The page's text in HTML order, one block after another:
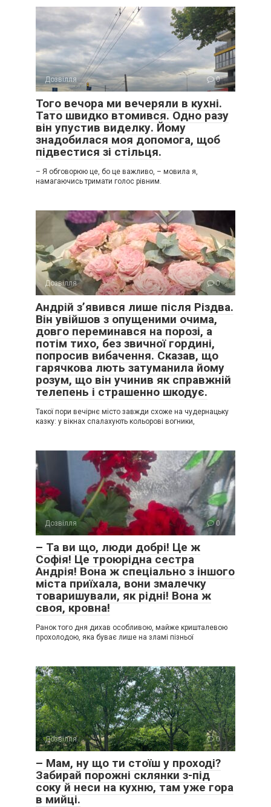
Дозвілля 0
Того вечора ми вечеряли в кухні.
Тато швидко втомився. Одно разу
він упустив виделку. Йому
знадобилася моя допомога, щоб
підвестися зі стільця.
– Я обговорюю це, бо це важливо, – мовила я,
намагаючись тримати голос рівним.
Дозвілля 0
Андрій з’явився лише після Різдва.
Він увійшов з опущеними очима,
довго переминався на порозі, а
потім тихо, без звичної гордині,
попросив вибачення. Сказав, що
гарячкова лють затуманила йому
розум, що він учинив як справжній
телепень і страшенно шкодує.
Такої пори вечірнє місто завжди схоже на чудернацьку
казку: у вікнах спалахують кольорові вогники,
Дозвілля 0
– Та ви що, люди добрі! Це ж
Софія! Це троюрідна сестра
Андрія! Вона ж спеціально з іншого
міста приїхала, вони змалечку
товаришували, як рідні! Вона ж
своя, кровна!
Ранок того дня дихав особливою, майже кришталевою
прохолодою, яка буває лише на зламі пізньої
Дозвілля 0
– Мам, ну що ти стоїш у проході?
Забирай порожні склянки з-під
соку й неси на кухню, там уже гора
в мийці.